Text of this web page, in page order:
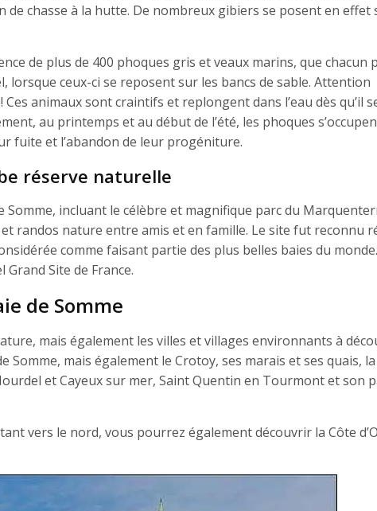
chasse à la hutte. De nombreux gibiers se posent en effet
de plus de 400 phoques gris et veaux marins, que chacun
ceux-ci se reposent sur les bancs de sable. Attention
animaux sont craintifs et replongent dans l’eau dès qu’il
au printemps et au début de l’été, les phoques
fuite et l’abandon de leur progéniture.
réserve naturelle
Somme, incluant le célèbre et magnifique parc du
randos nature entre amis et en famille. Le site fut reconnu
comme faisant partie des plus belles baies du
Site de France.
de Somme
mais également les villes et villages environnants à
Somme, mais également le Crotoy, ses marais et ses quais,
et Cayeux sur mer, Saint Quentin en Tourmont et son
vers le nord, vous pourrez également découvrir la Côte